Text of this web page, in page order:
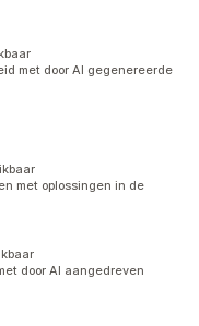
met door AI gegenereerde
met oplossingen in de
door AI aangedreven